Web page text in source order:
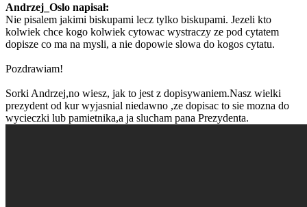
Andrzej_Oslo napisał:
Nie pisalem jakimi biskupami lecz tylko biskupami. Jezeli kto
kolwiek chce kogo kolwiek cytowac wystraczy ze pod cytatem
dopisze co ma na mysli, a nie dopowie slowa do kogos cytatu.
Pozdrawiam!
Sorki Andrzej,no wiesz, jak to jest z dopisywaniem.Nasz wielki
prezydent od kur wyjasnial niedawno ,ze dopisac to sie mozna do
wycieczki lub pamietnika,a ja slucham pana Prezydenta.